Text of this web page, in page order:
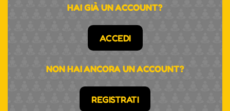
HAI GIÀ UN ACCOUNT?
ACCEDI
NON HAI ANCORA UN ACCOUNT?
REGISTRATI